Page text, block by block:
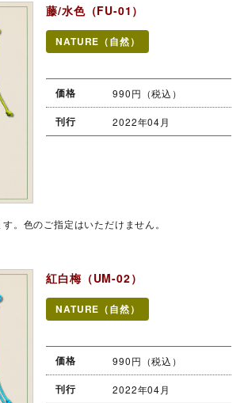
藤/水色（FU-01）
NATURE（自然）
価格 990円（税込）
刊行 2022年04月
。色のご指定はいただけません。
紅白梅（UM-02）
NATURE（自然）
価格 990円（税込）
刊行 2022年04月